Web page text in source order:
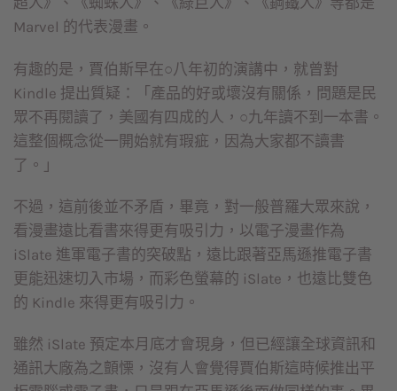
Marvel 的代表漫畫。
有趣的是，賈伯斯早在○八年初的演講中，就曾對
Kindle 提出質疑：「產品的好或壞沒有關係，問題是民
眾不再閱讀了，美國有四成的人，○九年讀不到一本書。
這整個概念從一開始就有瑕疵，因為大家都不讀書
了。」
不過，這前後並不矛盾，畢竟，對一般普羅大眾來說，
看漫畫遠比看書來得更有吸引力，以電子漫畫作為
iSlate 進軍電子書的突破點，遠比跟著亞馬遜推電子書
更能迅速切入市場，而彩色螢幕的 iSlate，也遠比雙色
的 Kindle 來得更有吸引力。
雖然 iSlate 預定本月底才會現身，但已經讓全球資訊和
通訊大廠為之顫慄，沒有人會覺得賈伯斯這時候推出平